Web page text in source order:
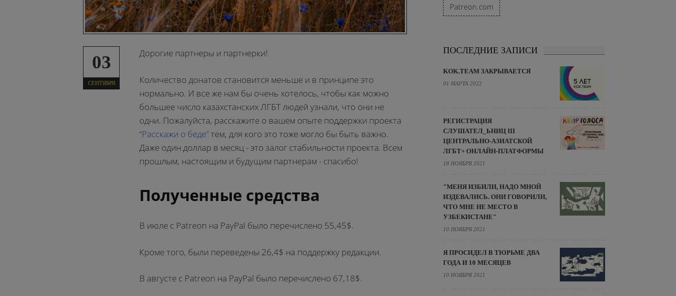
03
СЕНТЯБРЯ
Дорогие партнеры и партнерки!
Количество донатов становится меньше и в принципе это
нормально. И все же нам бы очень хотелось, чтобы как можно
большее число казахстанских ЛГБТ людей узнали, что они не
одни. Пожалуйста, расскажите о вашем опыте поддержки проекта
“Расскажи о беде”тем, для кого это тоже могло бы быть важно.
Даже один доллар в месяц - это залог стабильности проекта. Всем
прошлым, настоящим и будущим партнерам - спасибо!
Полученные средства
В июле с Patreon на PayPal было перечислено 55,45$.
Кроме того, были переведены 26,4$ на поддержку редакции.
В августе с Patreon на PayPal было перечислено 67,18$.
Patreon.com
ПОСЛЕДНИЕ ЗАПИСИ
KOK.TEAM ЗАКРЫВАЕТСЯ
01 МАРТА 2022
РЕГИСТРАЦИЯ
СЛУШАТЕЛ_ЬНИЦ III
ЦЕНТРАЛЬНО-АЗИАТСКОЙ
ЛГБТ+ ОНЛАЙН-ПЛАТФОРМЫ
18 НОЯБРЯ 2021
"МЕНЯ ИЗБИЛИ, НАДО МНОЙ
ИЗДЕВАЛИСЬ. ОНИ ГОВОРИЛИ,
ЧТО МНЕ НЕ МЕСТО В
УЗБЕКИСТАНЕ"
10 НОЯБРЯ 2021
Я ПРОСИДЕЛ В ТЮРЬМЕ ДВА
ГОДА И 10 МЕСЯЦЕВ
10 НОЯБРЯ 2021